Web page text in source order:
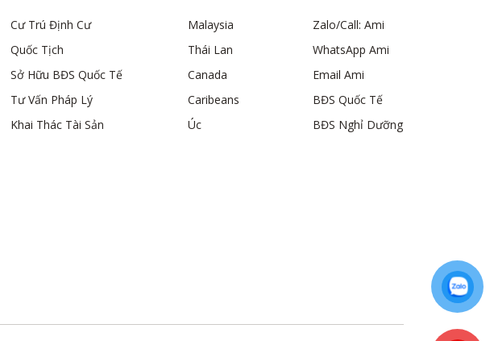
Cư Trú Định Cư
Quốc Tịch
Sở Hữu BĐS Quốc Tế
Tư Vấn Pháp Lý
Khai Thác Tài Sản
Malaysia
Thái Lan
Canada
Caribeans
Úc
Zalo/Call: Ami
WhatsApp Ami
Email Ami
BĐS Quốc Tế
BĐS Nghỉ Dưỡng